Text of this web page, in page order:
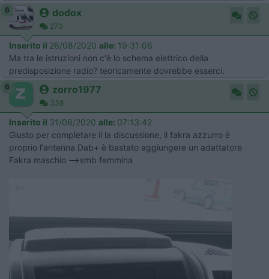
6 dodox
270
Inserito il 26/08/2020 alle: 19:31:06
Ma tra le istruzioni non c'è lo schema elettrico della
predisposizione radio? teoricamente dovrebbe esserci.
6 zorro1977
338
Inserito il 31/08/2020 alle: 07:13:42
Giusto per completare il la discussione, il fakra azzurro è
proprio l'antenna Dab+ è bastato aggiungere un adattatore
Fakra maschio -->smb femmina